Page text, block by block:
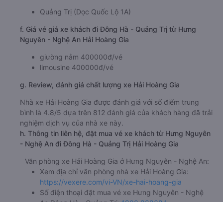
Hưng Nguyên
e. Các điểm trả khách của nhà xe Hải Hoàng Gia
f. Giá vé giá xe khách đi Đông Hà - Quảng Trị từ Hưng
limousine 400000đ/vé
g. Review, đánh giá chất lượng xe Hải Hoàng Gia
Nhà xe Hải Hoàng Gia được đánh giá với số điểm trung
bình là 4.8/5 dựa trên 812 đánh giá của khách hàng đã trải
nghiệm dịch vụ của nhà xe này.
h. Thông tin liên hệ, đặt mua vé xe khách từ Hưng Nguyên
- Nghệ An đi Đông Hà - Quảng Trị Hải Hoàng Gia
Văn phòng xe Hải Hoàng Gia ở Hưng Nguyên - Nghệ An: